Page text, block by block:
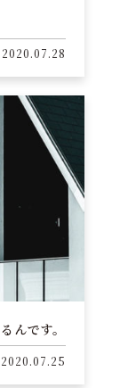
2020.07.28
んです。
2020.07.25